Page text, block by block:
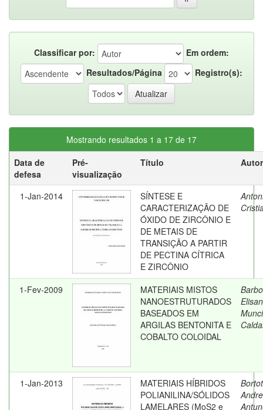
Classificar por:
Em ordem:
Resultados/Página
Registro(s):
Mostrando resultados 1 a 17 de 17
Data de
defesa
Pré-
visualização
Título Autor
1-Jan-2014
SÍNTESE E
CARACTERIZAÇÃO DE
ÓXIDO DE ZIRCÔNIO E
DE METAIS DE
TRANSIÇÃO A PARTIR
DE PECTINA CÍTRICA
E ZIRCÔNIO
1-Fev-2009
MATERIAIS MISTOS
NANOESTRUTURADOS
BASEADOS EM
ARGILAS BENTONITA E
COBALTO COLOIDAL
1-Jan-2013
MATERIAIS HÍBRIDOS
POLIANILINA/SÓLIDOS
LAMELARES (MoS2 e